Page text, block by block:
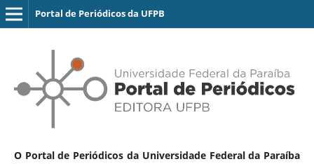
Portal de Periódicos da UFPB
O Portal de Periódicos da Universidade Federal da Paraíba